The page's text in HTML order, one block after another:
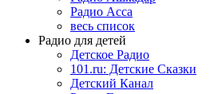
Радио Асса
весь список
Радио для детей
Детское Радио
101.ru: Детские Сказки
Детский Канал